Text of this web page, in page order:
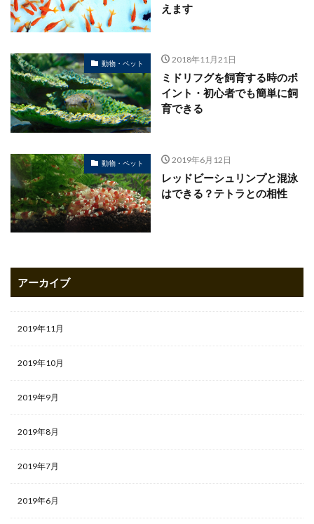
えます
動物・ペット 2018年11月21日
ミドリフグを飼育する時のポ
イント・初心者でも簡単に飼
育できる
動物・ペット 2019年6月12日
レッドビーシュリンプと混泳
はできる？テトラとの相性
アーカイブ
2019年11月
2019年10月
2019年9月
2019年8月
2019年7月
2019年6月